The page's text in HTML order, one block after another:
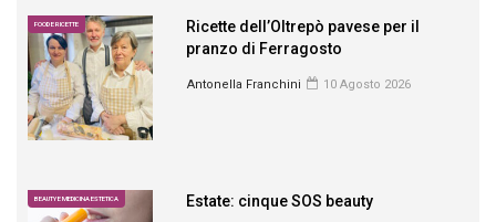
FOOD E RICETTE
Ricette dell’Oltrepò pavese per il
pranzo di Ferragosto
Antonella Franchini 10 Agosto 2026
BEAUTY E MEDICINA ESTETICA Estate: cinque SOS beauty